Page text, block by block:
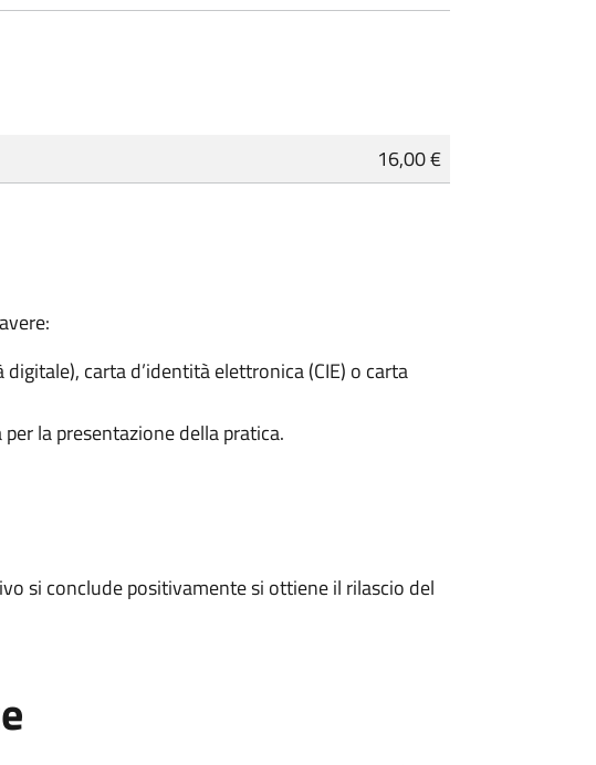
16,00 €
carta d’identità elettronica (CIE) o carta
la presentazione della pratica.
si conclude positivamente si ottiene il rilascio del